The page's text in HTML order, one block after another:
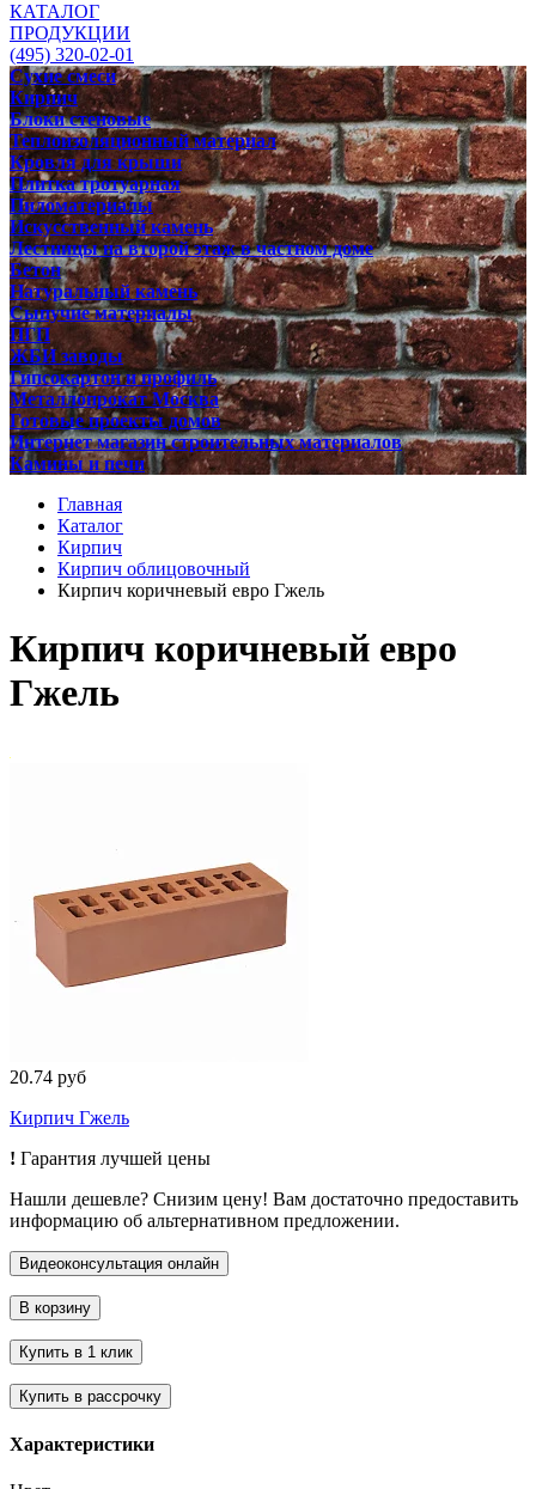
КАТАЛОГ
ПРОДУКЦИИ
(495) 320-02-01
Сухие смеси
Кирпич
Блоки стеновые
Теплоизоляционный материал
Кровля для крыши
Плитка тротуарная
Пиломатериалы
Искусственный камень
Лестницы на второй этаж в частном доме
Бетон
Натуральный камень
Сыпучие материалы
ПГП
ЖБИ заводы
Гипсокартон и профиль
Металлопрокат Москва
Готовые проекты домов
Интернет магазин строительных материалов
Камины и печи
Главная
Каталог
Кирпич
Кирпич облицовочный
Кирпич коричневый евро Гжель
Кирпич коричневый евро
Гжель
20.74 руб
Кирпич Гжель
! Гарантия лучшей цены
Нашли дешевле? Снизим цену! Вам достаточно предоставить
информацию об альтернативном предложении.
Характеристики